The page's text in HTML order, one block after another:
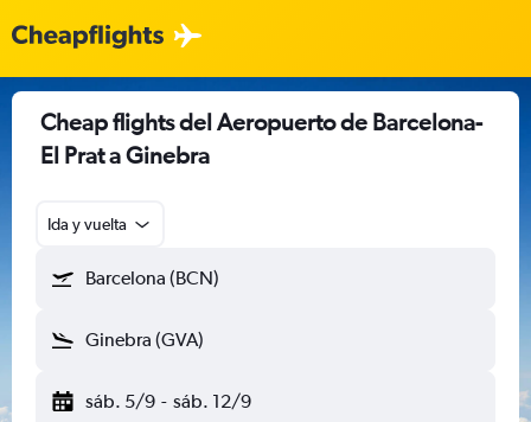
Cheap flights del Aeropuerto de Barcelona-
El Prat a Ginebra
Ida y vuelta
Barcelona (BCN)
Ginebra (GVA)
sáb. 5/9 - sáb. 12/9